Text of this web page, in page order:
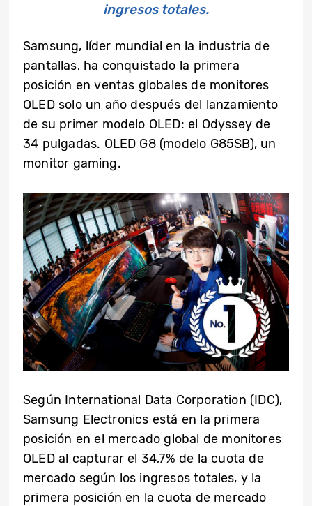
ingresos totales.
Samsung, líder mundial en la industria de
pantallas, ha conquistado la primera
posición en ventas globales de monitores
OLED solo un año después del lanzamiento
de su primer modelo OLED: el Odyssey de
34 pulgadas. OLED G8 (modelo G85SB), un
monitor gaming.
Según International Data Corporation (IDC),
Samsung Electronics está en la primera
posición en el mercado global de monitores
OLED al capturar el 34,7% de la cuota de
mercado según los ingresos totales, y la
primera posición en la cuota de mercado